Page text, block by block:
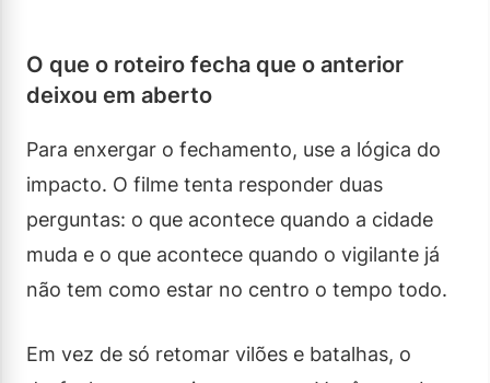
O que o roteiro fecha que o anterior
deixou em aberto
Para enxergar o fechamento, use a lógica do
impacto. O filme tenta responder duas
perguntas: o que acontece quando a cidade
muda e o que acontece quando o vigilante já
não tem como estar no centro o tempo todo.
Em vez de só retomar vilões e batalhas, o